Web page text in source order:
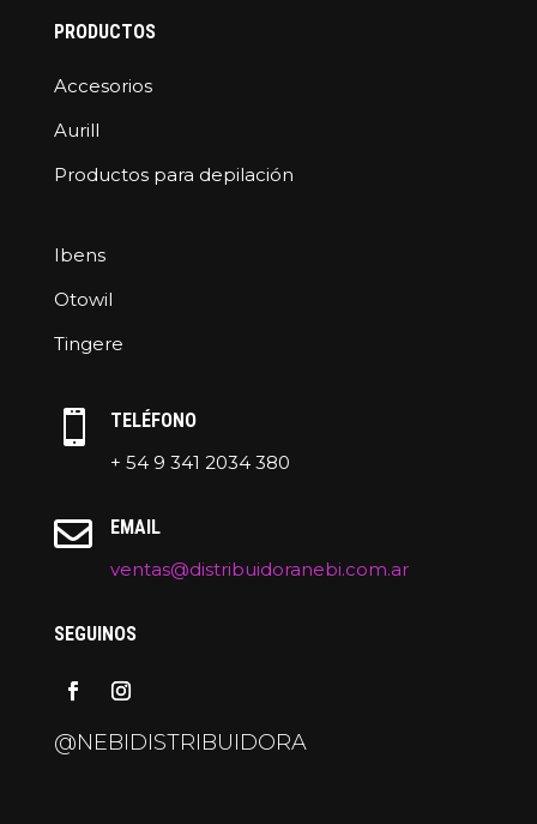
PRODUCTOS
Accesorios
Aurill
Productos para depilación
Ibens
Otowil
Tingere

TELÉFONO
+ 54 9 341 2034 380

EMAIL
ventas@distribuidoranebi.com.ar
SEGUINOS
@NEBIDISTRIBUIDORA